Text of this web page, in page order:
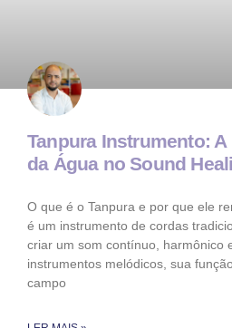
Tanpura Instrumento:
da Água no Sound
O que é o Tanpura e por que ele
é um instrumento de cordas
criar um som contínuo, harmônico
instrumentos melódicos, sua
campo